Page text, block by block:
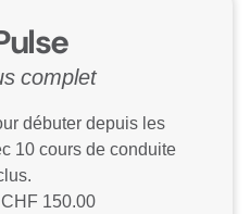
complet
débuter depuis les
10 cours de conduite
150.00